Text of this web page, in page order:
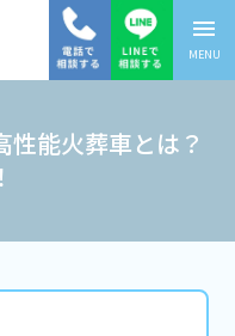
menu
MENU
性能火葬車とは？